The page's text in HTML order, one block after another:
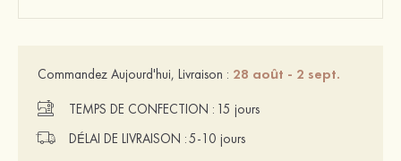
Commandez Aujourd'hui, Livraison : 28 août - 2 sept.
TEMPS DE CONFECTION : 15 jours
DÉLAI DE LIVRAISON :5-10 jours